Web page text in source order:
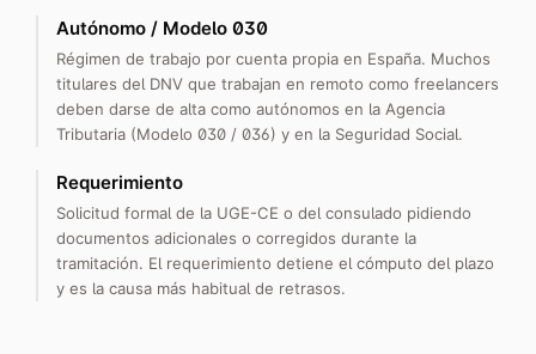
Autónomo / Modelo 030
Régimen de trabajo por cuenta propia en España. Muchos
titulares del DNV que trabajan en remoto como freelancers
deben darse de alta como autónomos en la Agencia
Tributaria (Modelo 030 / 036) y en la Seguridad Social.
Requerimiento
Solicitud formal de la UGE-CE o del consulado pidiendo
documentos adicionales o corregidos durante la
tramitación. El requerimiento detiene el cómputo del plazo
y es la causa más habitual de retrasos.